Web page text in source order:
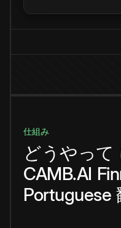
仕組み
どうやって
CAMB.AI
Portuguese